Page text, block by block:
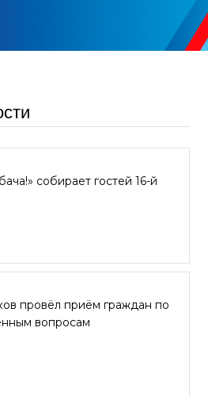
собирает гостей 16-й
провёл приём граждан по
вопросам